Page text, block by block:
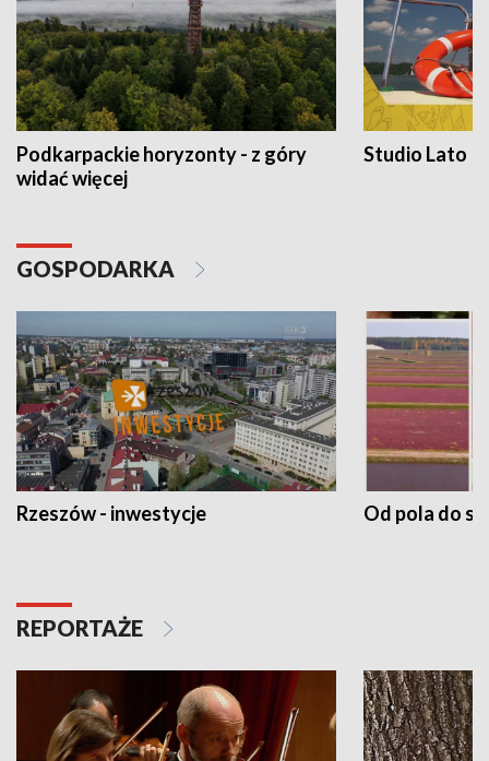
Podkarpackie horyzonty - z góry
widać więcej
Studio Lato
GOSPODARKA
Rzeszów - inwestycje Od pola do
REPORTAŻE